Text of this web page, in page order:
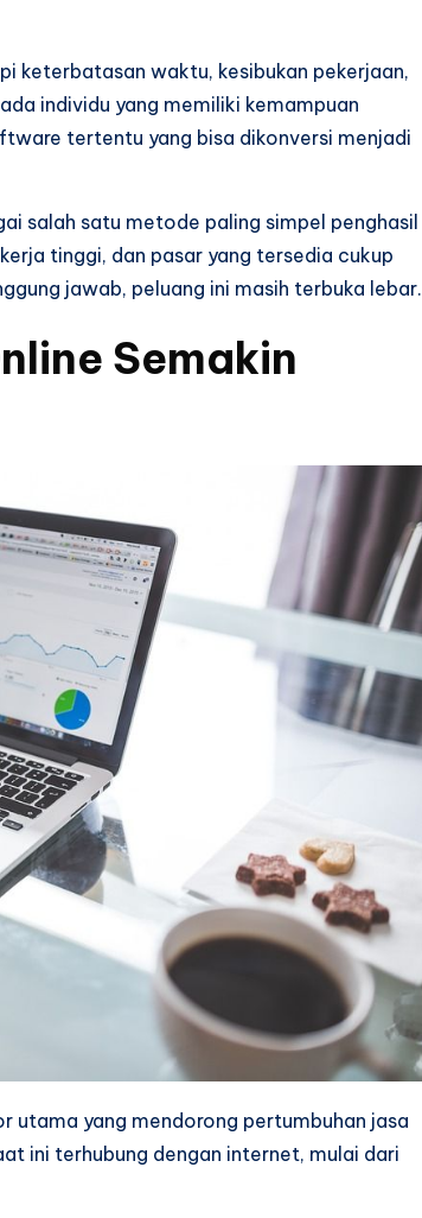
keterbatasan waktu, kesibukan pekerjaan,
individu yang memiliki kemampuan
tertentu yang bisa dikonversi menjadi
salah satu metode paling simpel penghasil
tinggi, dan pasar yang tersedia cukup
jawab, peluang ini masih terbuka lebar.
Semakin
utama yang mendorong pertumbuhan jasa
ini terhubung dengan internet, mulai dari